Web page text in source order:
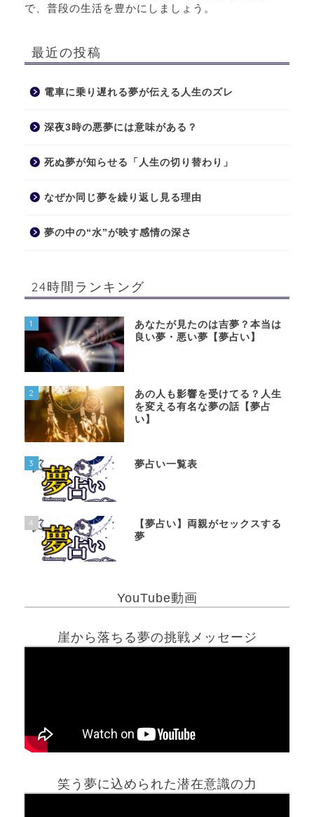
で、普段の生活を豊かにしましょう。
最近の投稿
電車に乗り遅れる夢が伝える人生のズレ
深夜3時の悪夢には意味がある？
死ぬ夢が知らせる「人生の切り替わり」
なぜか同じ夢を繰り返し見る理由
夢の中の“水”が映す感情の深さ
24時間ランキング
1
あなたが見たのは吉夢？本当は
良い夢・悪い夢【夢占い】
2
あの人も影響を受けてる？人生
を変える有名な夢の話【夢占
い】
3 夢占い一覧表
4
【夢占い】両親がセックスする
夢
YouTube動画
崖から落ちる夢の挑戦メッセージ
笑う夢に込められた潜在意識の力